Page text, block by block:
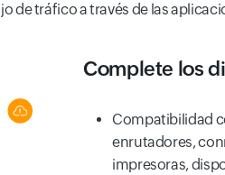
tráfico a través de las
Complete los
Compatibilidad
enrutadores,
impresoras,